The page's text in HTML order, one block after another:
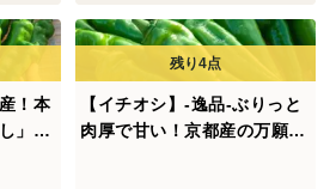
！本
」→
【イチオシ】-逸品-ぶりっと
肉厚で甘い！京都産の万願寺